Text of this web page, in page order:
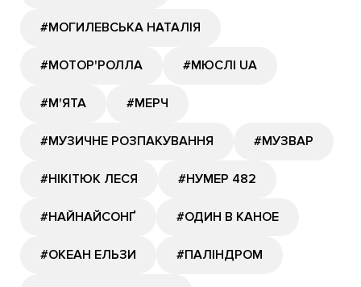
#МОГИЛЕВСЬКА НАТАЛІЯ
#МОТОР'РОЛЛА #МЮСЛІ UA
#М'ЯТА #МЕРЧ
#МУЗИЧНЕ РОЗПАКУВАННЯ #МУЗВАР
#НІКІТЮК ЛЕСЯ #НУМЕР 482
#НАЙНАЙСОНҐ #ОДИН В КАНОЕ
#ОКЕАН ЕЛЬЗИ #ПАЛІНДРОМ